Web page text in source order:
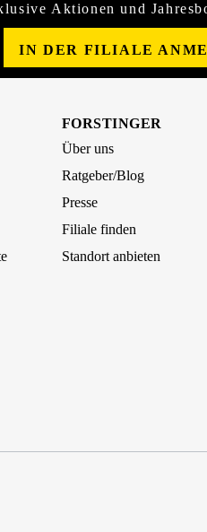
Aktionen und
IN DER FILIALE
FORSTINGER
Über uns
Ratgeber/Blog
Presse
Filiale finden
Standort anbieten